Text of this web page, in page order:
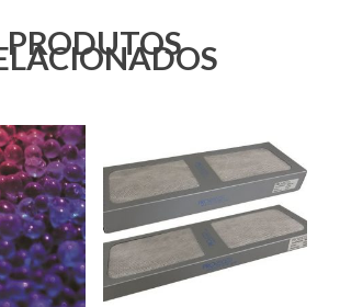
PRODUTOS